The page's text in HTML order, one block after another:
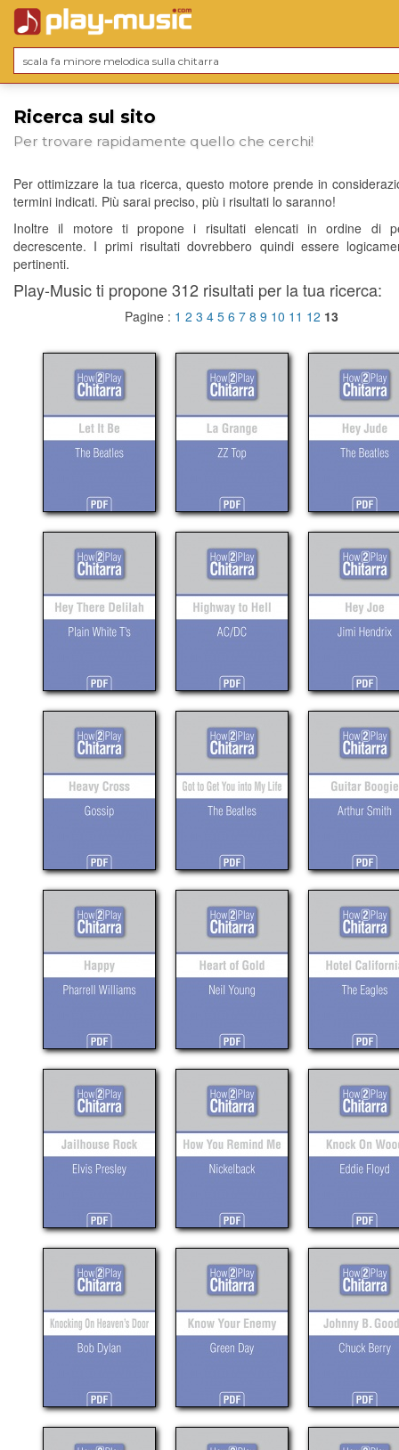
Ricerca sul sito
Per trovare rapidamente quello che cerchi!
Per ottimizzare la tua ricerca, questo motore prende in
termini indicati. Più sarai preciso, più i risultati lo saranno!
Inoltre il motore ti propone i risultati elencati in ordine di
decrescente. I primi risultati dovrebbero quindi essere
pertinenti.
Play-Music ti propone 312 risultati per la tua ricerca:
Pagine : 1 2 3 4 5 6 7 8 9 10 11 12 13